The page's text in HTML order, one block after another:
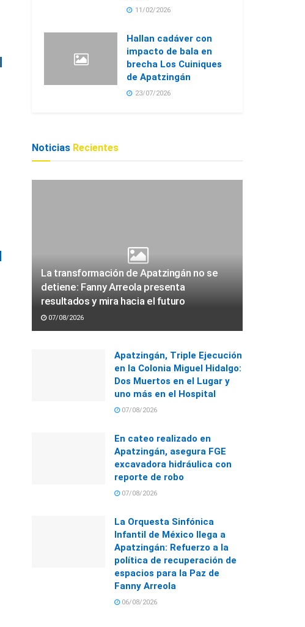
11/02/2026
Hallan cadáver con
impacto de bala en
brecha Los Cuiniques
de Apatzingán
23/07/2026
Noticias Recientes
La transformación de Apatzingán no se
detiene: Fanny Arreola presenta
resultados y mira hacia el futuro
07/08/2026
Apatzingán, Triple Ejecución
en la Colonia Miguel Hidalgo:
Dos Muertos en el Lugar y
uno más en el Hospital
07/08/2026
En cateo realizado en
Apatzingán, asegura FGE
excavadora hidráulica con
reporte de robo
07/08/2026
La Orquesta Sinfónica
Infantil de México llega a
Apatzingán: Refuerzo a la
política de recuperación de
espacios para la Paz de
Fanny Arreola
06/08/2026